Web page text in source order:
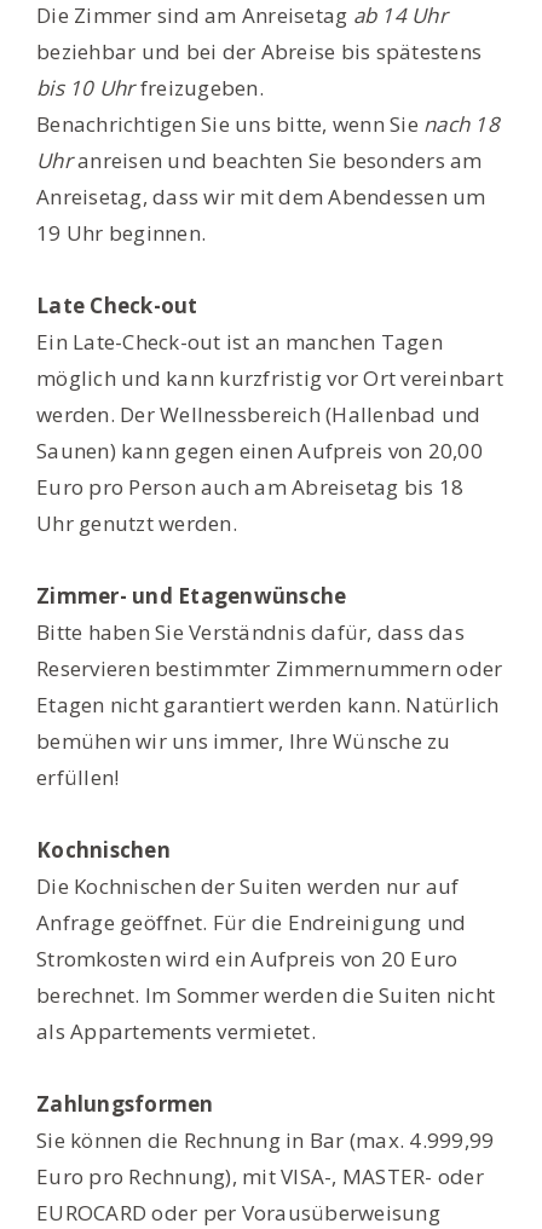
Die Zimmer sind am Anreisetag ab 14 Uhr
beziehbar und bei der Abreise bis spätestens
bis 10 Uhrfreizugeben.
Benachrichtigen Sie uns bitte, wenn Sie nach 18
Uhranreisen und beachten Sie besonders am
Anreisetag, dass wir mit dem Abendessen um
19 Uhr beginnen.
Late Check-out
Ein Late-Check-out ist an manchen Tagen
möglich und kann kurzfristig vor Ort vereinbart
werden. Der Wellnessbereich (Hallenbad und
Saunen) kann gegen einen Aufpreis von 20,00
Euro pro Person auch am Abreisetag bis 18
Uhr genutzt werden.
Zimmer- und Etagenwünsche
Bitte haben Sie Verständnis dafür, dass das
Reservieren bestimmter Zimmernummern oder
Etagen nicht garantiert werden kann. Natürlich
bemühen wir uns immer, Ihre Wünsche zu
erfüllen!
Kochnischen
Die Kochnischen der Suiten werden nur auf
Anfrage geöffnet. Für die Endreinigung und
Stromkosten wird ein Aufpreis von 20 Euro
berechnet. Im Sommer werden die Suiten nicht
als Appartements vermietet.
Zahlungsformen
Sie können die Rechnung in Bar (max. 4.999,99
Euro pro Rechnung), mit VISA-, MASTER- oder
EUROCARD oder per Vorausüberweisung